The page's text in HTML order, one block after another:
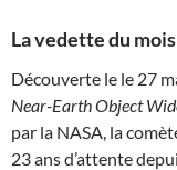
La vedette du
Découverte le le 27
Near-Earth Object
par la NASA, la
23 ans d’attente